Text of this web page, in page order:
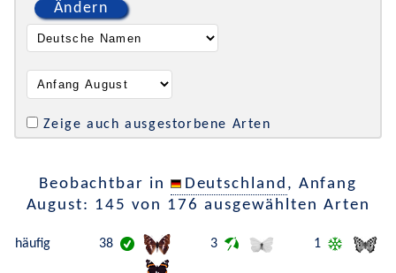
Ändern
Zeige auch ausgestorbene Arten
Beobachtbar in Deutschland , Anfang
August: 145 von 176 ausgewählten Arten
häufig 38 3 1